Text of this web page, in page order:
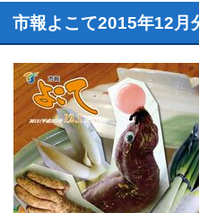
市報よこて2015年12月